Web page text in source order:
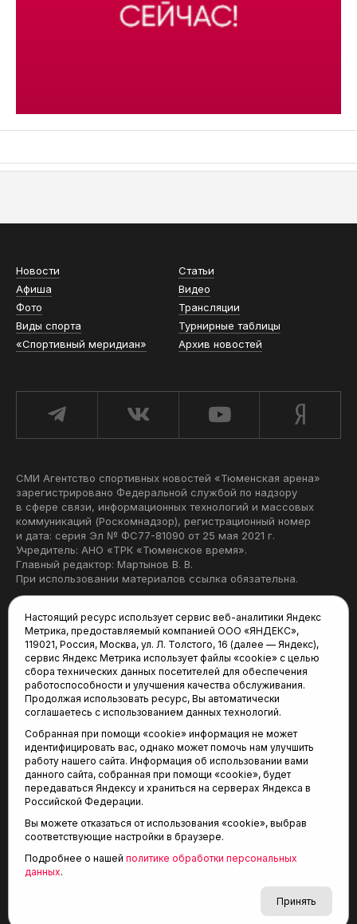
Новости
Статьи
Афиша
Видео
Фото
Трансляции
Виды спорта
Турнирные таблицы
«Спортивный меридиан»
Архив новостей
СМИ Агентство спортивных новостей «Тюменская арена»
зарегистрировано Федеральной службой по надзору
в сфере связи, информационных технологий и массовых
коммуникаций (Роскомнадзор), регистрационный номер
и дата: серия Эл № ФС77-81090 от 25 мая 2021 г.
Учредитель: АНО «ТРК «Тюменское время».
Главный редактор: Мартынов В. В.
При использовании материалов ссылка обязательна.
Редакция:
625035, Тюмень, пр. Геологоразведчиков, 28А
(3452) 68-22-28
tum-arena@mail.ru
Отдел продаж:
(3452) 68-89-78
kotovaev@sibinformburo.ru
© 2001-2026 Агентство спортивных новостей
Настоящий ресурс использует сервис веб-аналитики Яндекс
Метрика, предоставляемый компанией ООО «ЯНДЕКС»,
119021, Россия, Москва, ул. Л. Толстого, 16 (далее — Яндекс),
сервис Яндекс Метрика использует файлы «cookie» с целью
сбора технических данных посетителей для обеспечения
работоспособности и улучшения качества обслуживания.
Продолжая использовать ресурс, Вы автоматически
соглашаетесь с использованием данных технологий.
Собранная при помощи «cookie» информация не может
идентифицировать вас, однако может помочь нам улучшить
работу нашего сайта. Информация об использовании вами
данного сайта, собранная при помощи «cookie», будет
передаваться Яндексу и храниться на серверах Яндекса в
Российской Федерации.
Вы можете отказаться от использования «cookie», выбрав
соответствующие настройки в браузере.
Подробнее о нашей политике обработки персональных
данных.
Принять